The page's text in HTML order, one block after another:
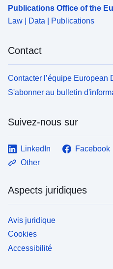
Publications Office of the
Law | Data | Publications
Contact
Contacter l’équipe European
S'abonner au bulletin
Suivez-nous sur
LinkedIn Facebook
Other
Aspects juridiques
Avis juridique
Cookies
Accessibilité